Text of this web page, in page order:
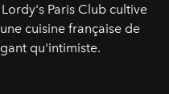
Paris Club cultive
cuisine française de
qu'intimiste.